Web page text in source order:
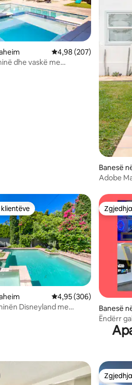
Vlerësimi mesatar 4,98
4,98 (207)
dhe vaskë me
Banesë
Adobe
zgjedhjeve të klientëve
Vlerësimi mesatar 4,95
4,95 (306)
Disneyland me
Banesë
Ëndërr
e të tjera!